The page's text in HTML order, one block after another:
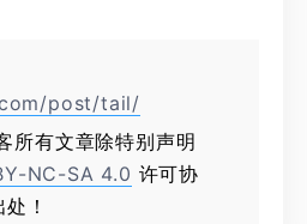
post/tail/
所有文章除特别声明
NC-SA 4.0 许可协
！